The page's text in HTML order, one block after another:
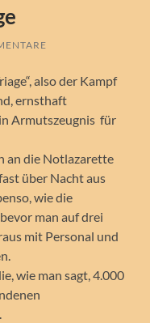
also der Kampf
ernsthaft
Armutszeugnis für
an die Notlazarette
über Nacht aus
wie die
man auf drei
mit Personal und
wie man sagt, 4.000